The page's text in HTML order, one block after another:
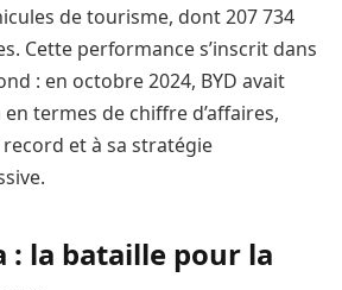
de tourisme, dont 207 734
Cette performance s’inscrit dans
: en octobre 2024, BYD avait
en termes de chiffre d’affaires,
et à sa stratégie
: la bataille pour la